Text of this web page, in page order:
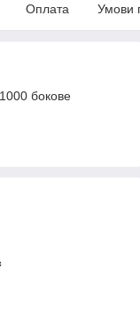
Оплата Умови
бокове